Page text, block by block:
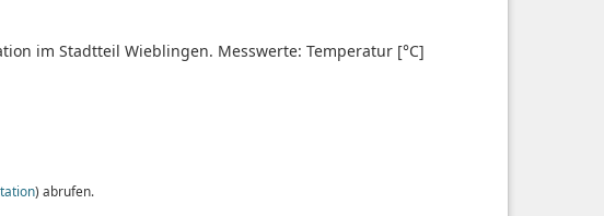
im Stadtteil Wieblingen. Messwerte: Temperatur [°C]
) abrufen.